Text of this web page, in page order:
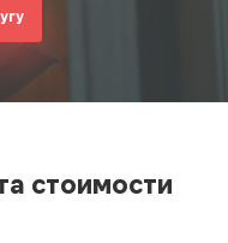
стоимости